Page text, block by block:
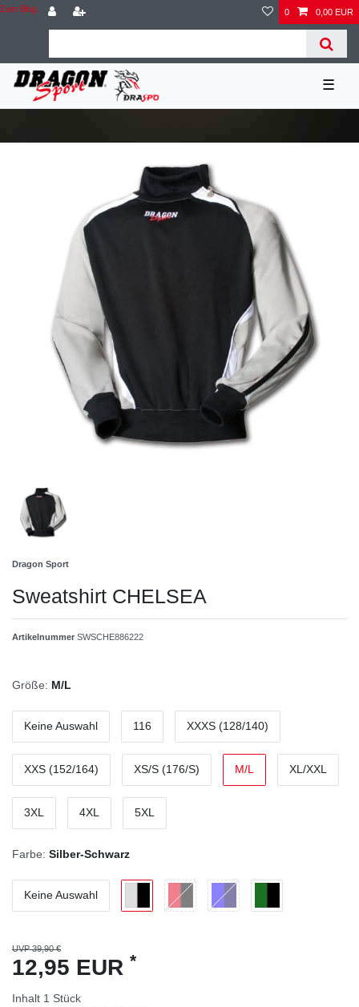
Zum Blog 0 0,00 EUR
☰
Dragon Sport
Sweatshirt CHELSEA
Artikelnummer SWSCHE886222
Größe: M/L
Keine Auswahl 116 XXXS (128/140)
XXS (152/164) XS/S (176/S) M/L XL/XXL
3XL 4XL 5XL
Farbe: Silber-Schwarz
Keine Auswahl
UVP 39,90 €
12,95 EUR *
Inhalt 1 Stück